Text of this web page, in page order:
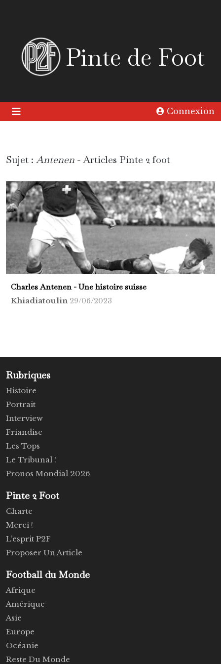
Pinte de Foot
Connexion
Sujet :Antenen - Articles Pinte 2 foot
Charles Antenen - Une histoire suisse
Khiadiatoulin 29/06/2023
Rubriques
Histoire
Portrait
Interview
Friandise
Les Tops
Le Tribunal !
Pronos Mondial 2026
Pinte 2 Foot
Charte
Merci !
L’esprit P2F
Proposer Un Article
Football du Monde
Afrique
Amérique
Asie
Europe
Océanie
Reste Du Monde